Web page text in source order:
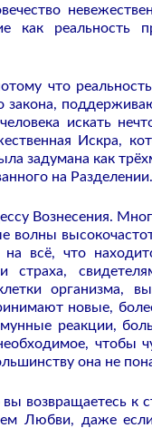
как реальность
что
закона,
искать
Искра,
задумана как
на Разделении.
Вознесения.
волны
всё, что
организма,
новые,
реакции,
чтобы
она не
возвращаетесь к
Любви, даже